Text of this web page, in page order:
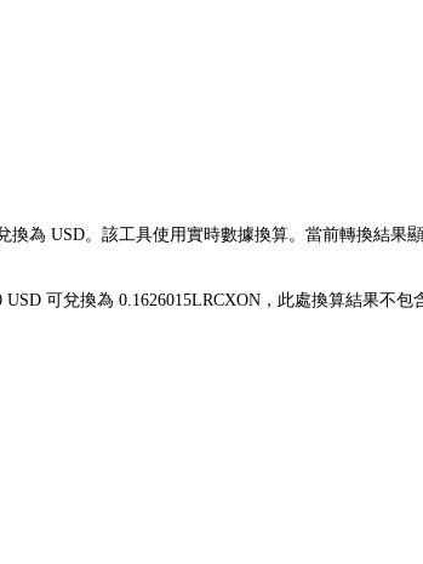
為 USD。該工具使用實時數據換算。當前轉換結果
可兌換為 0.1626015LRCXON，此處換算結果不包